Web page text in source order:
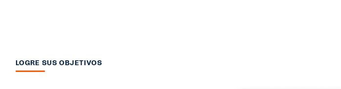
LOGRE SUS OBJETIVOS